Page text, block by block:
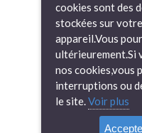
cookies sont des
stockées sur
appareil.Vous
ultérieurement.Si
nos cookies,vous
interruptions ou
le site.Voir plus